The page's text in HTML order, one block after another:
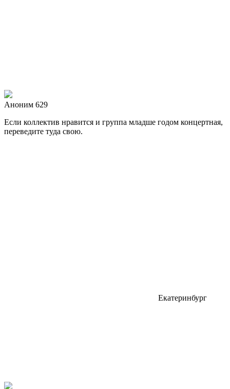
Аноним 629
Если коллектив нравится и группа младше годом концертная,
переведите туда свою.
Екатеринбург